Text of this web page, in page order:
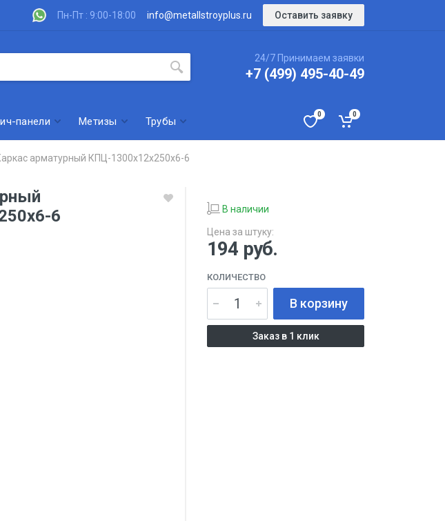
Пн-Пт : 9:00-18:00 info@metallstroyplus.ru Оставить заявку
24/7 Принимаем заявки
+7 (499) 495-40-49
панели Метизы Трубы
0 0
арматурный КПЦ-1300х12х250х6-6
6
В наличии
Цена за штуку:
194 руб.
КОЛИЧЕСТВО
В корзину
Заказ в 1 клик